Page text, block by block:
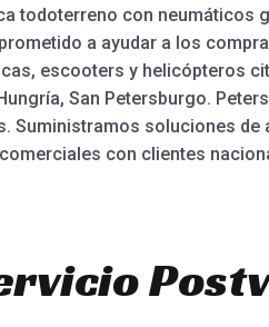
todoterreno con neumáticos
a ayudar a los
escooters y helicópteros
San Petersburgo.
Suministramos soluciones
con clientes